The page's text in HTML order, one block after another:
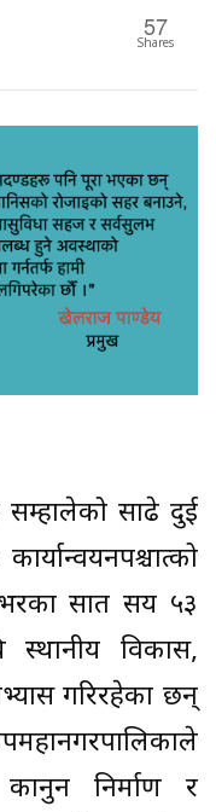
57
Shares
सम्हालेको साढे दुई
सात सय ५३
स्थानीय विकास,
गरिरहेका छन्
निर्माण र